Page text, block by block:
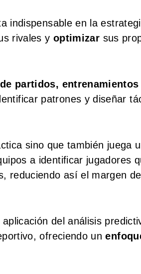
indispensable en la
rivales y optimizar sus
partidos, entrenamientos
patrones y diseñar
sino que también juega
a identificar jugadores
reduciendo así el margen de
del análisis
ofreciendo un